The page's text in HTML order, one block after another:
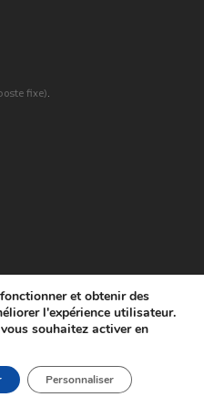
fixe).
© www.tco.re -2026.
Mentions légales
et obtenir des
l'expérience utilisateur.
souhaitez activer en
Personnaliser